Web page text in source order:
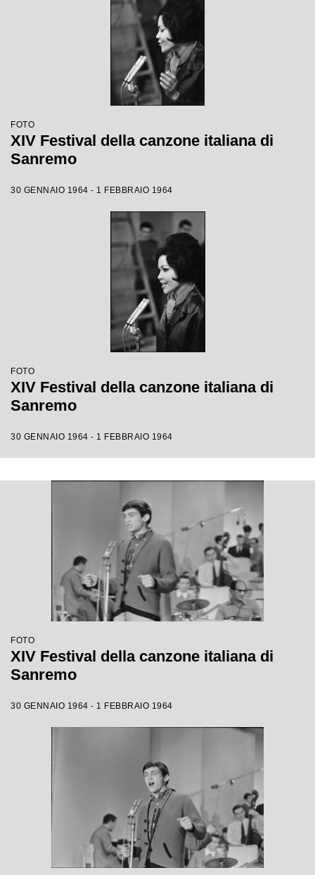
FOTO
XIV Festival della canzone italiana di
Sanremo
30 GENNAIO 1964 - 1 FEBBRAIO 1964
FOTO
XIV Festival della canzone italiana di
Sanremo
30 GENNAIO 1964 - 1 FEBBRAIO 1964
FOTO
XIV Festival della canzone italiana di
Sanremo
30 GENNAIO 1964 - 1 FEBBRAIO 1964